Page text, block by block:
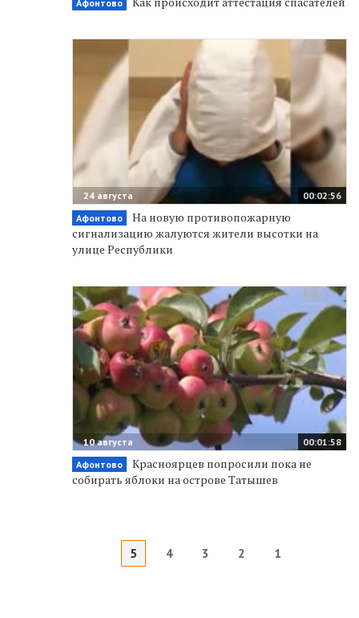
Афонтово
00:02:56
24 августа
Афонтово
На новую противопожарную
сигнализацию жалуются жители высотки на
улице Республики
00:01:58
10 августа
Афонтово
Красноярцев попросили пока не
собирать яблоки на острове Татышев
5 4 3 2 1